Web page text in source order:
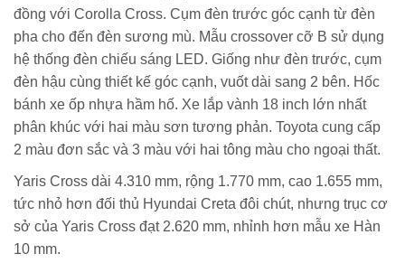
đồng với Corolla Cross. Cụm đèn trước góc cạnh từ đèn
pha cho đến đèn sương mù. Mẫu crossover cỡ B sử dụng
hệ thống đèn chiếu sáng LED. Giống như đèn trước, cụm
đèn hậu cùng thiết kế góc cạnh, vuốt dài sang 2 bên. Hốc
bánh xe ốp nhựa hầm hố. Xe lắp vành 18 inch lớn nhất
phân khúc với hai màu sơn tương phản. Toyota cung cấp
2 màu đơn sắc và 3 màu với hai tông màu cho ngoại thất.
Yaris Cross dài 4.310 mm, rộng 1.770 mm, cao 1.655 mm,
tức nhỏ hơn đối thủ Hyundai Creta đôi chút, nhưng trục cơ
sở của Yaris Cross đạt 2.620 mm, nhỉnh hơn mẫu xe Hàn
10 mm.